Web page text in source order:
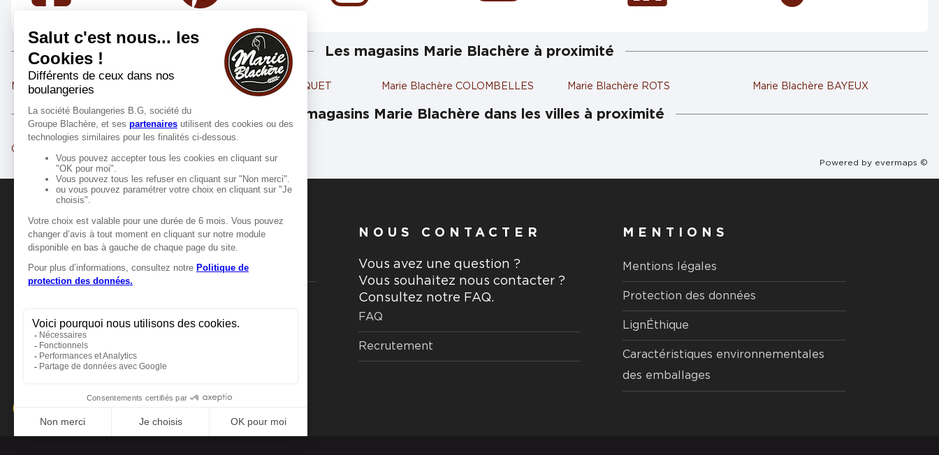
Les magasins Marie Blachère à proximité
Marie Blachère MONDEVILLE Marie Blachère CARPIQUET Marie Blachère COLOMBELLES Marie Blachère ROTS Marie Blachère BAYEUX
Les magasins Marie Blachère dans les villes à proximité
Caen
Powered by evermaps ©
MANGER-BOUGER
Manger-Bouger.fr
NOUS CONTACTER
Vous avez une question ?
Vous souhaitez nous contacter ?
Consultez notre FAQ.
FAQ
Recrutement
MENTIONS
Mentions légales
Protection des données
LignÉthique
Caractéristiques environnementales
des emballages